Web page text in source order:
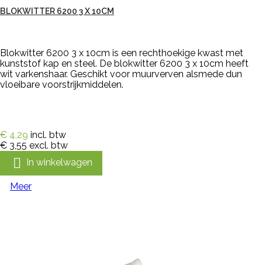
BLOKWITTER 6200 3 X 10CM
Blokwitter 6200 3 x 10cm is een rechthoekige kwast met
kunststof kap en steel. De blokwitter 6200 3 x 10cm heeft
wit varkenshaar. Geschikt voor muurverven alsmede dun
vloeibare voorstrijkmiddelen.
€ 4,29 incl. btw
€ 3,55 excl. btw
 In winkelwagen
Meer